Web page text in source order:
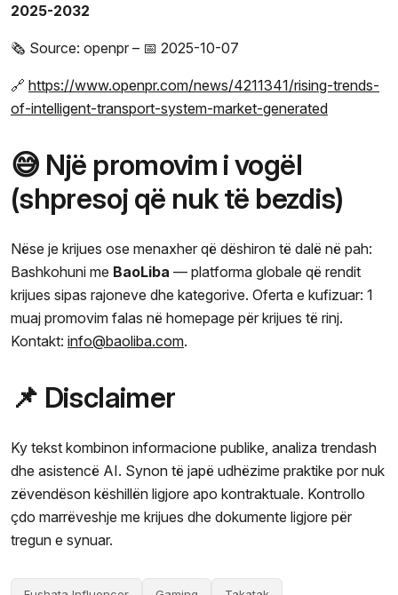
2025-2032
🗞️ Source: openpr – 📅 2025-10-07
🔗 https://www.openpr.com/news/4211341/rising-trends-
of-intelligent-transport-system-market-generated
😅 Një promovim i vogël
(shpresoj që nuk të bezdis)
Nëse je krijues ose menaxher që dëshiron të dalë në pah:
Bashkohuni me BaoLiba — platforma globale që rendit
krijues sipas rajoneve dhe kategorive. Oferta e kufizuar: 1
muaj promovim falas në homepage për krijues të rinj.
Kontakt: info@baoliba.com.
📌 Disclaimer
Ky tekst kombinon informacione publike, analiza trendash
dhe asistencë AI. Synon të japë udhëzime praktike por nuk
zëvendëson këshillën ligjore apo kontraktuale. Kontrollo
çdo marrëveshje me krijues dhe dokumente ligjore për
tregun e synuar.